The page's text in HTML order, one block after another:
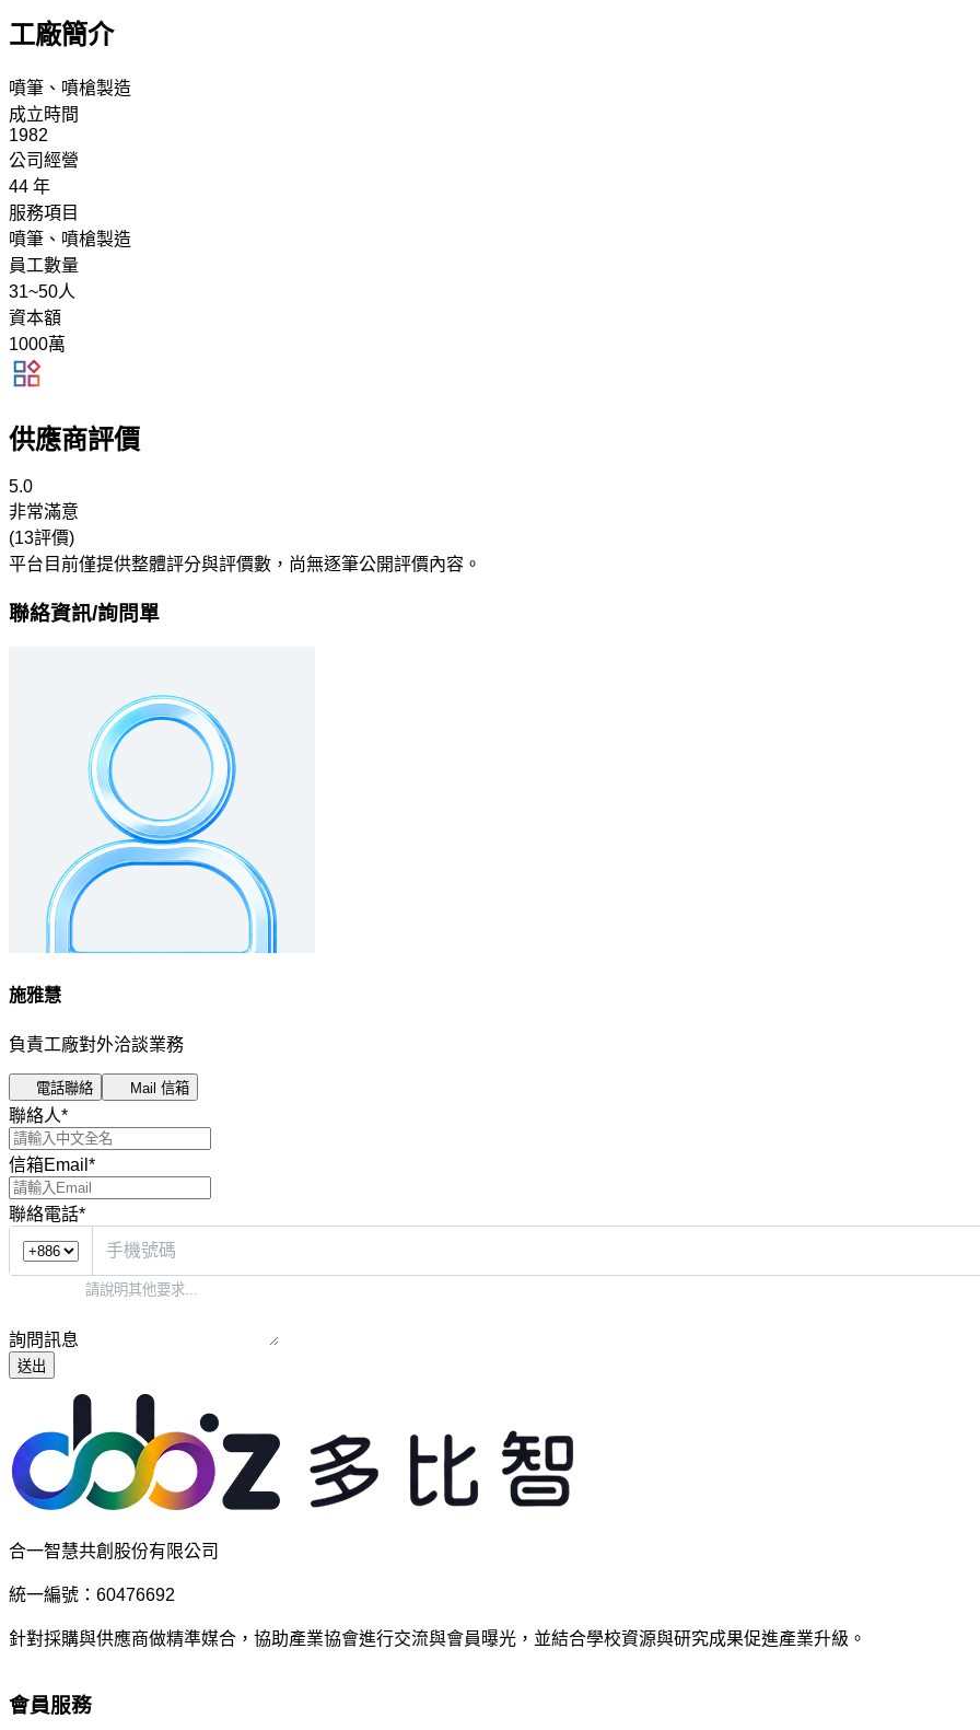
工廠簡介
噴筆、噴槍製造
成立時間
1982
公司經營
44 年
服務項目
噴筆、噴槍製造
員工數量
31~50人
資本額
1000萬
供應商評價
5.0
非常滿意
(13評價)
平台目前僅提供整體評分與評價數，尚無逐筆公開評價內容。
聯絡資訊/詢問單
施雅慧
負責工廠對外洽談業務
電話聯絡 Mail 信箱
聯絡人*
信箱Email *
聯絡電話*
詢問訊息
送出
合一智慧共創股份有限公司
統一編號：60476692
針對採購與供應商做精準媒合，協助產業協會進行交流與會員曝光，並結合學校資源與研究成果促進產業升級。
會員服務